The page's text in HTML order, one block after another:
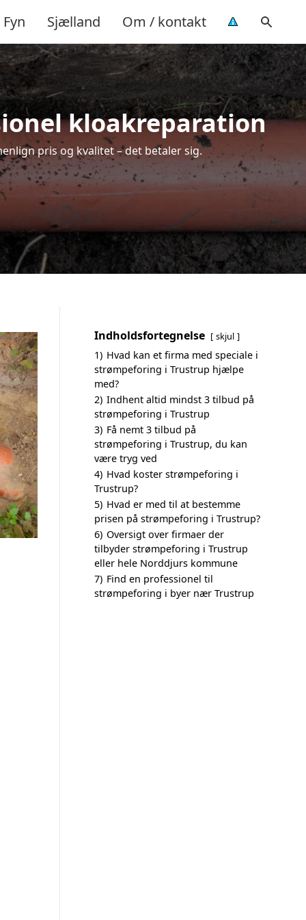
Fyn Sjælland Om / kontakt
kloakreparation
pris og kvalitet – det betaler sig.
Indholdsfortegnelse skjul
1) Hvad kan et firma med speciale i
strømpeforing i Trustrup hjælpe
med?
2) Indhent altid mindst 3 tilbud på
strømpeforing i Trustrup
3) Få nemt 3 tilbud på
strømpeforing i Trustrup, du kan
være tryg ved
4) Hvad koster strømpeforing i
Trustrup?
5) Hvad er med til at bestemme
prisen på strømpeforing i Trustrup?
6) Oversigt over firmaer der
tilbyder strømpeforing i Trustrup
eller hele Norddjurs kommune
7) Find en professionel til
strømpeforing i byer nær Trustrup